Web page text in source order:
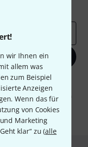
wir Ihnen ein
allem was
zum Beispiel
Anzeigen
Wenn das für
von Cookies
Marketing
klar“ zu (alle
dem Erhalt von E-Mail-
zu. Die
finden Sie in
.